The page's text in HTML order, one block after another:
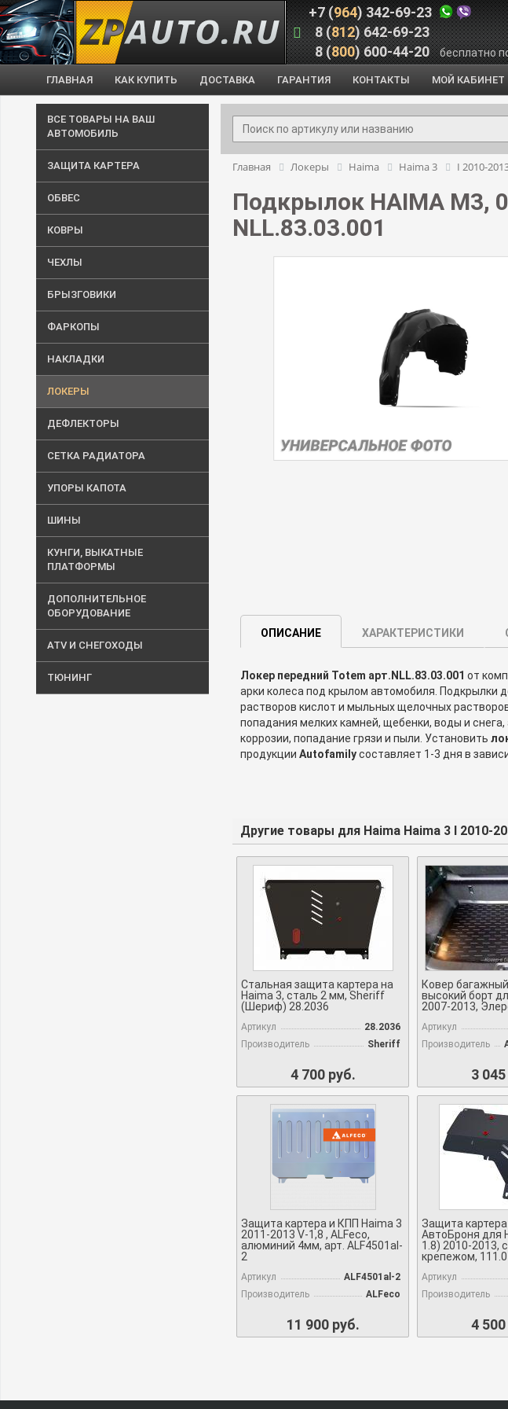
+7 (964) 342-69-23
8 (812) 642-69-23
8 (800) 600-44-20 бесплатно
ГЛАВНАЯ КАК КУПИТЬ ДОСТАВКА ГАРАНТИЯ КОНТАКТЫ МОЙ КАБИНЕТ
ВСЕ ТОВАРЫ НА ВАШ
АВТОМОБИЛЬ
ЗАЩИТА КАРТЕРА
ОБВЕС
КОВРЫ
ЧЕХЛЫ
БРЫЗГОВИКИ
ФАРКОПЫ
НАКЛАДКИ
ЛОКЕРЫ
ДЕФЛЕКТОРЫ
СЕТКА РАДИАТОРА
УПОРЫ КАПОТА
ШИНЫ
КУНГИ, ВЫКАТНЫЕ
ПЛАТФОРМЫ
ДОПОЛНИТЕЛЬНОЕ
ОБОРУДОВАНИЕ
ATV И СНЕГОХОДЫ
ТЮНИНГ
Главная Локеры Haima Haima 3 I 2010-
Подкрылок HAIMA M3,
NLL.83.03.001
ОПИСАНИЕ ХАРАКТЕРИСТИКИ
Локер передний Totem арт.NLL.83.03.001 от
арки колеса под крылом автомобиля. Подкрылки
растворов кислот и мыльных щелочных
попадания мелких камней, щебенки, воды и
коррозии, попадание грязи и пыли. Установить
продукции Autofamilyсоставляет 1-3 дня в
Другие товары для Haima Haima 3 I 2010-
Стальная защита картера на
Haima 3, сталь 2 мм, Sheriff
(Шериф) 28.2036
Артикул
28.2036
Производитель
Sheriff
4 700 руб.
Ковер
высокий борт
2007-2013,
Артикул
Производитель
3
Защита картера и КПП Haima 3
2011-2013 V-1,8 , ALFeco,
алюминий 4мм, арт. ALF4501al-
2
Артикул
ALF4501al-2
Производитель
ALFeco
11 900 руб.
Защита
АвтоБроня для
1.8) 2010-2013,
крепежом,
Артикул
Производитель
4